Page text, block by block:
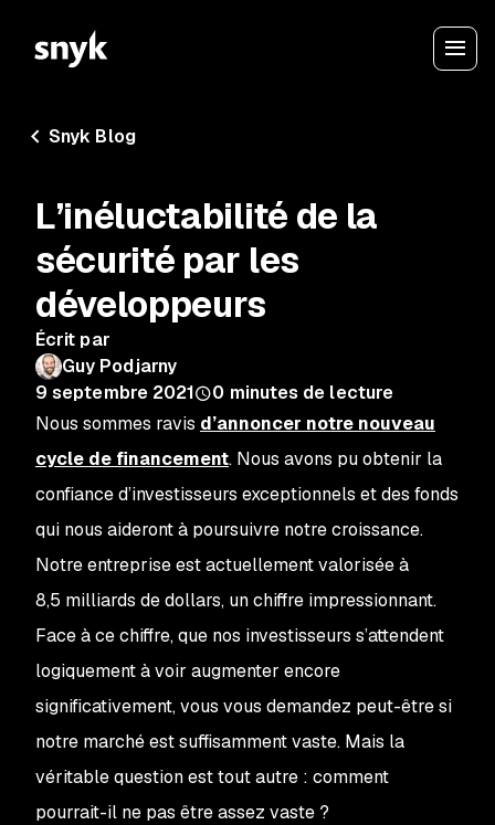
Snyk Blog
L’inéluctabilité de la
sécurité par les
développeurs
Écrit par
Guy Podjarny
9 septembre 2021
0 minutes de lecture
Nous sommes ravis d’annoncer notre nouveau
cycle de financement. Nous avons pu obtenir la
confiance d’investisseurs exceptionnels et des fonds
qui nous aideront à poursuivre notre croissance.
Notre entreprise est actuellement valorisée à
8,5 milliards de dollars, un chiffre impressionnant.
Face à ce chiffre, que nos investisseurs s’attendent
logiquement à voir augmenter encore
significativement, vous vous demandez peut-être si
notre marché est suffisamment vaste. Mais la
véritable question est tout autre : comment
pourrait-il ne pas être assez vaste ?